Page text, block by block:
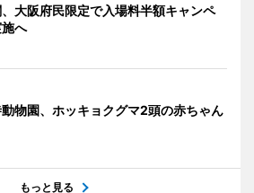
大阪府民限定で入場料半額キャンペ
へ
物園、ホッキョクグマ2頭の赤ちゃん
もっと見る